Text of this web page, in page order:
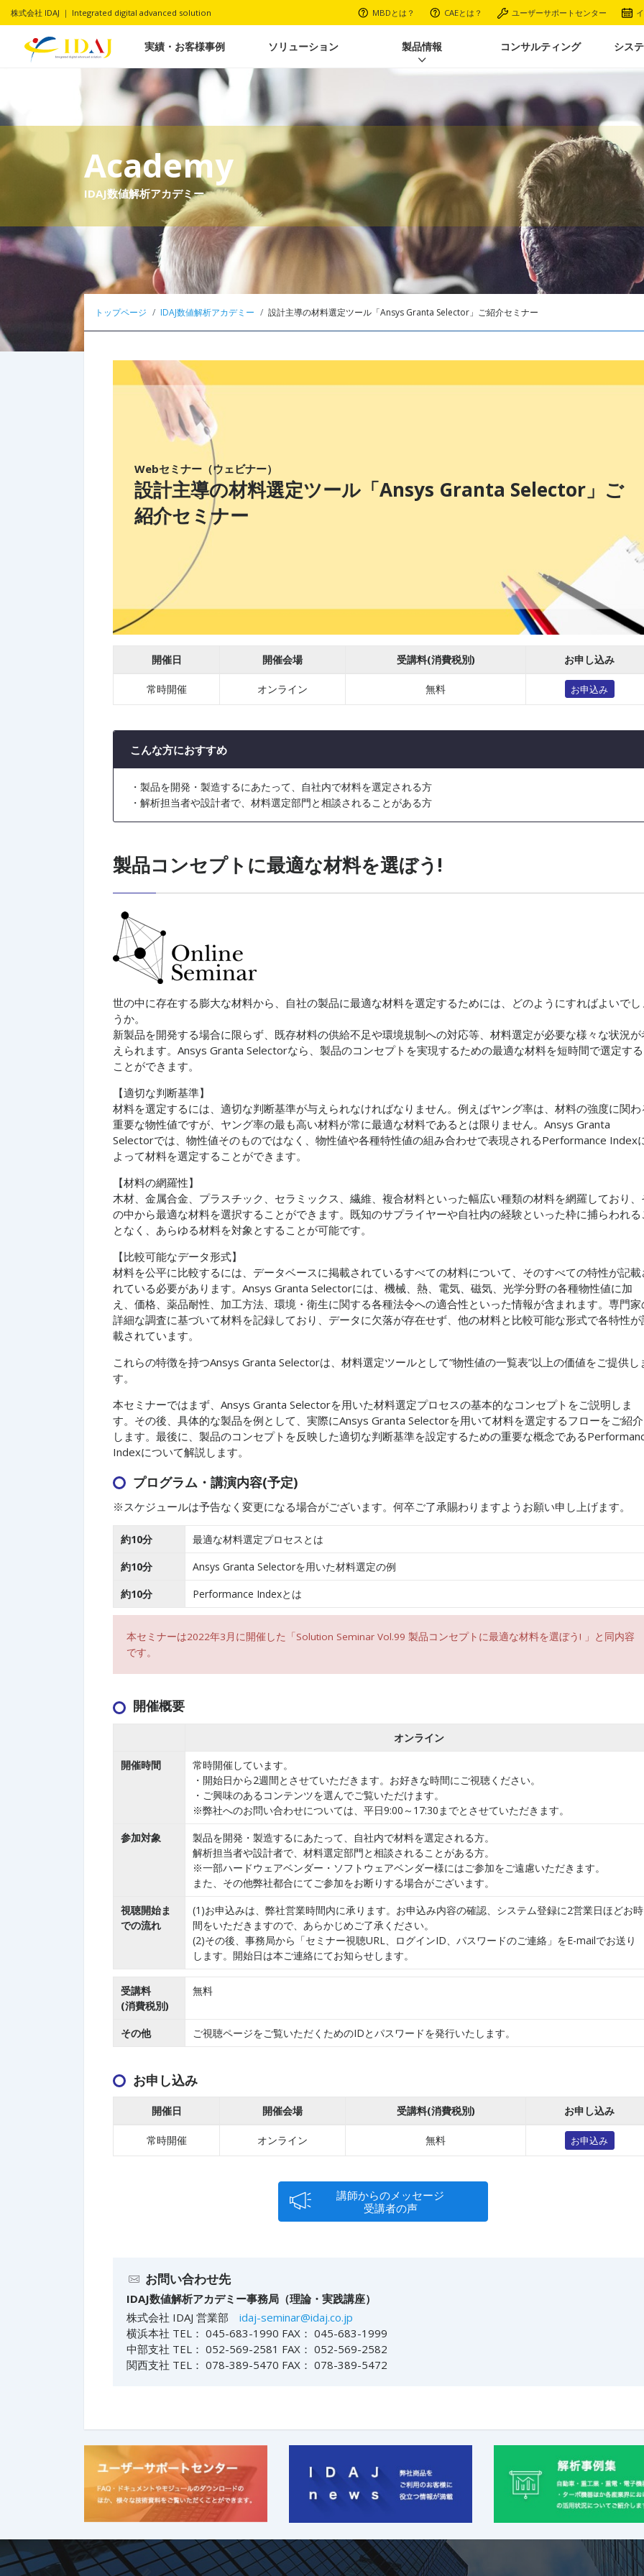
株式会社 IDAJ ｜ Integrated digital advanced solution MBDとは？ CAEとは？ ユーザーサポートセンター
実績・お客様事例 ソリューション 製品情報 コンサルティング シス
Academy
IDAJ数値解析アカデミー
トップページ IDAJ数値解析アカデミー 設計主導の材料選定ツール「Ansys Granta Selector」ご紹介セミナー
Webセミナー（ウェビナー）
設計主導の材料選定ツール「Ansys Granta Selector」ご
紹介セミナー
開催日 開催会場 受講料(消費税別) お申し込み
常時開催 オンライン 無料 お申込み
こんな方におすすめ
・製品を開発・製造するにあたって、自社内で材料を選定される方
・解析担当者や設計者で、材料選定部門と相談されることがある方
製品コンセプトに最適な材料を選ぼう!
世の中に存在する膨大な材料から、自社の製品に最適な材料を選定するためには、どのようにすればよいでし
うか。
新製品を開発する場合に限らず、既存材料の供給不足や環境規制への対応等、材料選定が必要な様々な状況が
えられます。Ansys Granta Selectorなら、製品のコンセプトを実現するための最適な材料を短時間で選定する
ことができます。
【適切な判断基準】
材料を選定するには、適切な判断基準が与えられなければなりません。例えばヤング率は、材料の強度に関わ
重要な物性値ですが、ヤング率の最も高い材料が常に最適な材料であるとは限りません。Ansys Granta
Selectorでは、物性値そのものではなく、物性値や各種特性値の組み合わせで表現されるPerformance Index
よって材料を選定することができます。
【材料の網羅性】
木材、金属合金、プラスチック、セラミックス、繊維、複合材料といった幅広い種類の材料を網羅しており、
の中から最適な材料を選択することができます。既知のサプライヤーや自社内の経験といった枠に捕らわれる
となく、あらゆる材料を対象とすることが可能です。
【比較可能なデータ形式】
材料を公平に比較するには、データベースに掲載されているすべての材料について、そのすべての特性が記載
れている必要があります。Ansys Granta Selectorには、機械、熱、電気、磁気、光学分野の各種物性値に加
え、価格、薬品耐性、加工方法、環境・衛生に関する各種法令への適合性といった情報が含まれます。専門家
詳細な調査に基づいて材料を記録しており、データに欠落が存在せず、他の材料と比較可能な形式で各特性が
載されています。
これらの特徴を持つAnsys Granta Selectorは、材料選定ツールとして”物性値の一覧表”以上の価値をご提供し
す。
本セミナーではまず、Ansys Granta Selectorを用いた材料選定プロセスの基本的なコンセプトをご説明しま
す。その後、具体的な製品を例として、実際にAnsys Granta Selectorを用いて材料を選定するフローをご紹介
します。最後に、製品のコンセプトを反映した適切な判断基準を設定するための重要な概念である
Indexについて解説します。
プログラム・講演内容(予定)
※スケジュールは予告なく変更になる場合がございます。何卒ご了承賜わりますようお願い申し上げます。
約10分
最適な材料選定プロセスとは
約10分
Ansys Granta Selectorを用いた材料選定の例
約10分
Performance Indexとは
本セミナーは2022年3月に開催した「Solution Seminar Vol.99 製品コンセプトに最適な材料を選ぼう! 」と同内容
です。
開催概要
オンライン
開催時間
常時開催しています。
・開始日から2週間とさせていただきます。お好きな時間にご視聴ください。
・ご興味のあるコンテンツを選んでご覧いただけます。
※弊社へのお問い合わせについては、平日9:00～17:30までとさせていただきます。
参加対象
製品を開発・製造するにあたって、自社内で材料を選定される方。
解析担当者や設計者で、材料選定部門と相談されることがある方。
※一部ハードウェアベンダー・ソフトウェアベンダー様にはご参加をご遠慮いただきます。
また、その他弊社都合にてご参加をお断りする場合がございます。
視聴開始ま
での流れ
(1)お申込みは、弊社営業時間内に承ります。お申込み内容の確認、システム登録に2営業日ほどお時
間をいただきますので、あらかじめご了承ください。
(2)その後、事務局から「セミナー視聴URL、ログインID、パスワードのご連絡」をE-mailでお送り
します。開始日は本ご連絡にてお知らせします。
受講料
(消費税別)
無料
その他 ご視聴ページをご覧いただくためのIDとパスワードを発行いたします。
お申し込み
開催日 開催会場 受講料(消費税別) お申し込み
常時開催 オンライン 無料 お申込み
講師からのメッセージ
受講者の声
お問い合わせ先
IDAJ数値解析アカデミー事務局（理論・実践講座）
株式会社 IDAJ 営業部 idaj-seminar@idaj.co.jp
横浜本社 TEL： 045-683-1990 FAX： 045-683-1999
中部支社 TEL： 052-569-2581 FAX： 052-569-2582
関西支社 TEL： 078-389-5470 FAX： 078-389-5472